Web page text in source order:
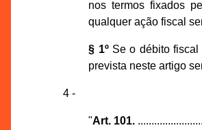
nos termos fixados
qualquer ação fiscal
§ 1ºSe o débito fiscal
prevista neste artigo
4 -
"Art. 101.